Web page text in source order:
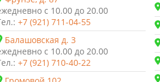
с 10.00 до 20.00
+7 (921) 711-04-55
Балашовская д. 3
с 10.00 до 20.00
+7 (921) 710-40-22